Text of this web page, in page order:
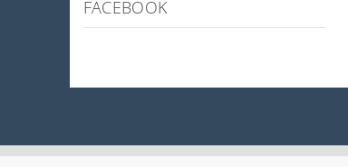
FACEBOOK